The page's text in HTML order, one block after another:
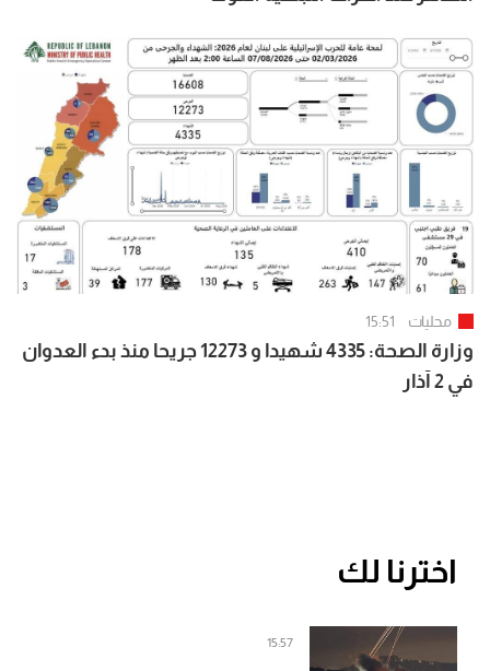
محليات 15:51
وزارة الصحة: 4335 شهيدا و 12273 جريحا منذ بدء العدوان
في 2 آذار
اخترنا لك
15:57